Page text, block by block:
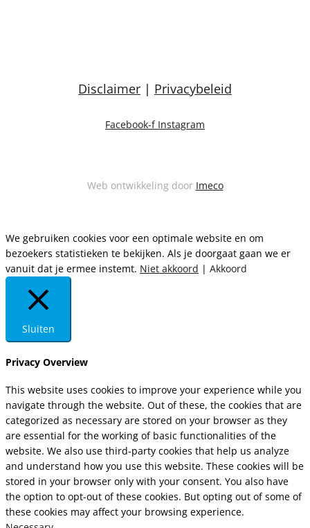
Disclaimer | Privacybeleid
Facebook-f Instagram
Web ontwikkeling door Imeco
We gebruiken cookies voor een optimale website en om
bezoekers statistieken te bekijken. Als je doorgaat gaan we er
vanuit dat je ermee instemt. Niet akkoord | Akkoord
Sluiten
Privacy Overview
This website uses cookies to improve your experience while you
navigate through the website. Out of these, the cookies that are
categorized as necessary are stored on your browser as they
are essential for the working of basic functionalities of the
website. We also use third-party cookies that help us analyze
and understand how you use this website. These cookies will be
stored in your browser only with your consent. You also have
the option to opt-out of these cookies. But opting out of some of
these cookies may affect your browsing experience.